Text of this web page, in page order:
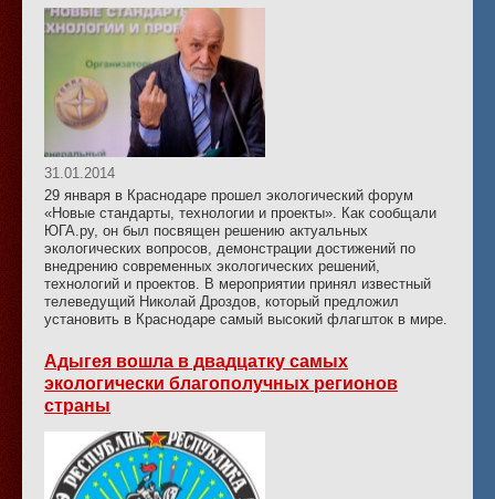
31.01.2014
29 января в Краснодаре прошел экологический форум
«Новые стандарты, технологии и проекты». Как сообщали
ЮГА.ру, он был посвящен решению актуальных
экологических вопросов, демонстрации достижений по
внедрению современных экологических решений,
технологий и проектов. В мероприятии принял известный
телеведущий Николай Дроздов, который предложил
установить в Краснодаре самый высокий флагшток в мире.
Адыгея вошла в двадцатку самых
экологически благополучных регионов
страны